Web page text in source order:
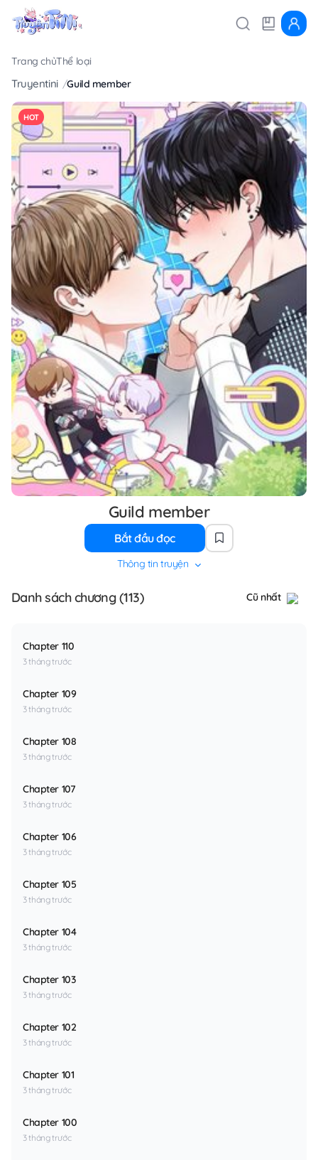
Trang chủThể loại
Truyentini Guild member
HOT
Guild member
Bắt đầu đọc
Thông tin truyện
Danh sách chương (113) Cũ nhất
Chapter 110
3 tháng trước
Chapter 109
3 tháng trước
Chapter 108
3 tháng trước
Chapter 107
3 tháng trước
Chapter 106
3 tháng trước
Chapter 105
3 tháng trước
Chapter 104
3 tháng trước
Chapter 103
3 tháng trước
Chapter 102
3 tháng trước
Chapter 101
3 tháng trước
Chapter 100
3 tháng trước